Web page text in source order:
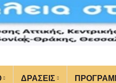
ΔΡΑΣΕΙΣ